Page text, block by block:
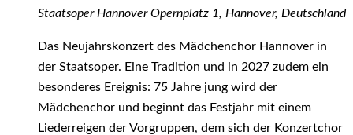
Staatsoper HannoverOpernplatz 1, Hannover, Deutschland
Das Neujahrskonzert des Mädchenchor Hannover in
der Staatsoper. Eine Tradition und in 2027 zudem ein
besonderes Ereignis: 75 Jahre jung wird der
Mädchenchor und beginnt das Festjahr mit einem
Liederreigen der Vorgruppen, dem sich der Konzertchor